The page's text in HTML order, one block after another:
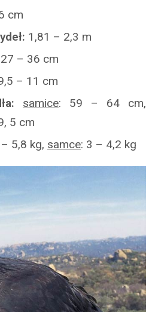
cm
1,81 – 2,3 m
27 – 36 cm
– 11 cm
samice: 59 – 64 cm,
5 cm
5,8 kg, samce: 3 – 4,2 kg